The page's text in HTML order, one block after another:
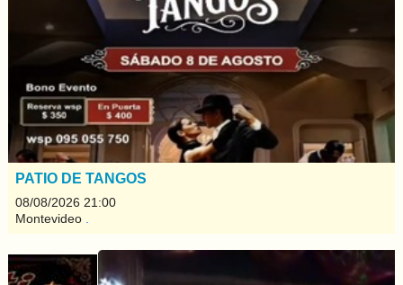
PATIO DE TANGOS
08/08/2026 21:00
Montevideo